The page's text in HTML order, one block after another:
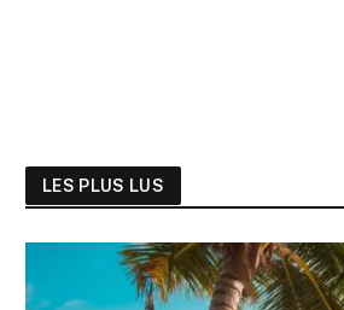
LES PLUS LUS